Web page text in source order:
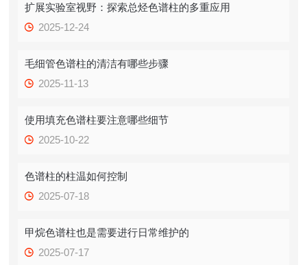
扩展实验室视野：探索总烃色谱柱的多重应用
2025-12-24
毛细管色谱柱的清洁有哪些步骤
2025-11-13
使用填充色谱柱要注意哪些细节
2025-10-22
色谱柱的柱温如何控制
2025-07-18
甲烷色谱柱也是需要进行日常维护的
2025-07-17